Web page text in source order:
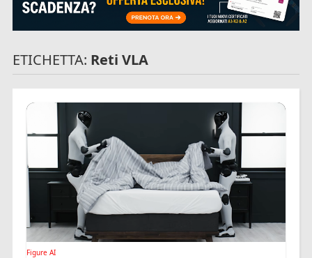
ETICHETTA: Reti VLA
Figure AI